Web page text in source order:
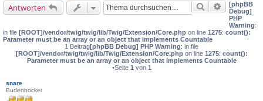
Antworten Suche Erweiterte
[phpBB
Debug]
PHP
Warning:
in file [ROOT]/vendor/twig/twig/lib/Twig/Extension/Core.php on line 1275: count():
Parameter must be an array or an object that implements Countable
1 Beitrag[phpBB Debug] PHP Warning: in file
[ROOT]/vendor/twig/twig/lib/Twig/Extension/Core.phpon line 1275: count():
Parameter must be an array or an object that implements Countable
•Seite 1 von 1
snare
Budenhocker